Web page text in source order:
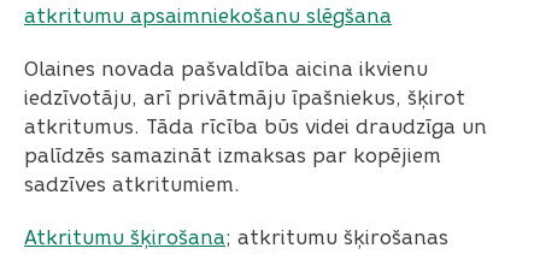
atkritumu apsaimniekošanu slēgšana
Olaines novada pašvaldība aicina ikvienu
iedzīvotāju, arī privātmāju īpašniekus, šķirot
atkritumus. Tāda rīcība būs videi draudzīga un
palīdzēs samazināt izmaksas par kopējiem
sadzīves atkritumiem.
Atkritumu šķirošana; atkritumu šķirošanas